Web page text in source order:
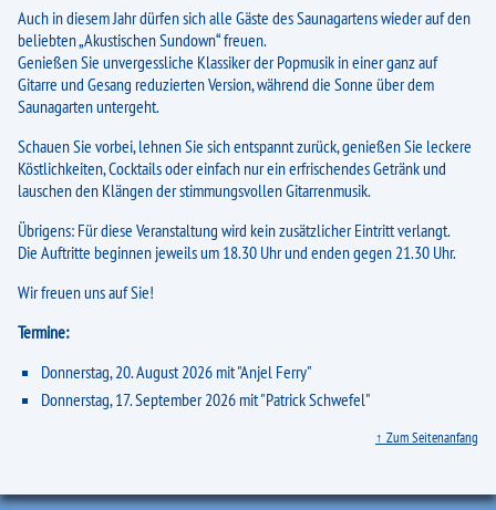
Infrarot-Liegen
Therme-Lauftreff
Wissenswertes
Gastronomie
Klavier und Kaffee
Sommer-Sonnen-Tarife
Auch in diesem Jahr dürfen sich alle Gäste des Saunagartens wieder auf den
beliebten „Akustischen Sundown“ freuen.
Genießen Sie unvergessliche Klassiker der Popmusik in einer ganz auf
Gitarre und Gesang reduzierten Version, während die Sonne über dem
Saunagarten untergeht.
Schauen Sie vorbei, lehnen Sie sich entspannt zurück, genießen Sie leckere
Köstlichkeiten, Cocktails oder einfach nur ein erfrischendes Getränk und
lauschen den Klängen der stimmungsvollen Gitarrenmusik.
Übrigens: Für diese Veranstaltung wird kein zusätzlicher Eintritt verlangt.
Die Auftritte beginnen jeweils um 18.30 Uhr und enden gegen 21.30 Uhr.
Wir freuen uns auf Sie!
Termine:
Donnerstag, 20. August 2026 mit "Anjel Ferry"
Donnerstag, 17. September 2026 mit "Patrick Schwefel"
↑ Zum Seitenanfang